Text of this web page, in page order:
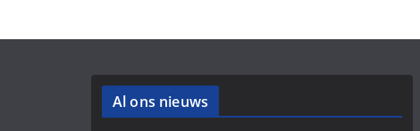
Al ons nieuws